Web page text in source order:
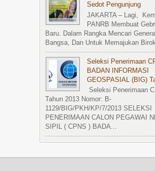
Sedot Pengunjung
JAKARTA – Lagi,
PANRB Membuat
Baru. Dalam Rangka Mencari
Bangsa, Dan Untuk Memajukan
Seleksi Penerimaan
BADAN INFORMASI
GEOSPASIAL (BIG)
Seleksi Penerimaan
Tahun 2013 Nomor: B-
1129/BIG/PKH/KP/7/2013 SELEKSI
PENERIMAAN CALON PEGAWAI
SIPIL ( CPNS ) BADA...